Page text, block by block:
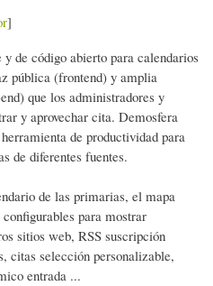
]
de código abierto para calendarios
pública (frontend) y amplia
que los administradores y
y aprovechar cita. Demosfera
de productividad para
de diferentes fuentes.
de las primarias, el mapa
para mostrar
sitios web, RSS suscripción
citas selección personalizable,
entrada ...